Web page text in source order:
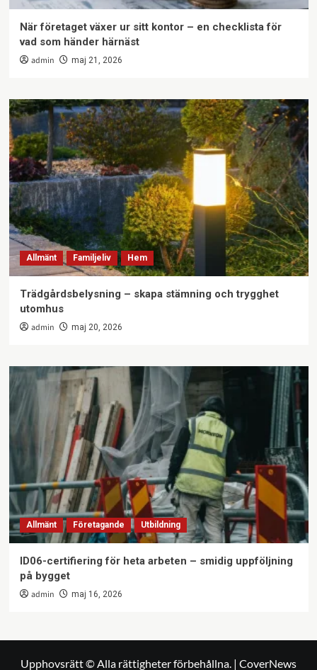
När företaget växer ur sitt kontor – en checklista för
vad som händer härnäst
admin maj 21, 2026
Allmänt Familjeliv Hem
Trädgårdsbelysning – skapa stämning och trygghet
utomhus
admin maj 20, 2026
Allmänt Företagande Utbildning
ID06-certifiering för heta arbeten – smidig uppföljning
på bygget
admin maj 16, 2026
Upphovsrätt © Alla rättigheter förbehållna. | CoverNews